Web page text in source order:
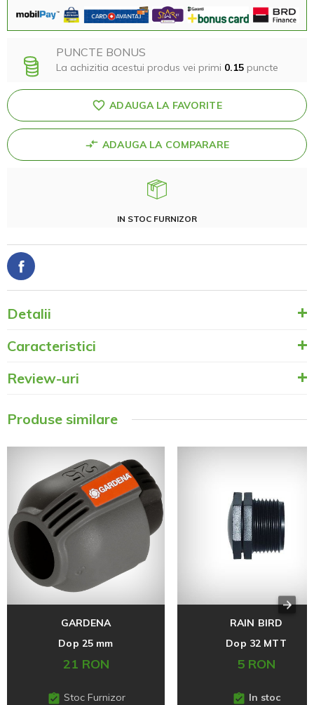
PUNCTE BONUS
La achizitia acestui produs vei primi 0.15 puncte
ADAUGA LA FAVORITE
ADAUGA LA COMPARARE
IN STOC FURNIZOR
Detalii
Caracteristici
Review-uri
Produse similare
GARDENA
Dop 25 mm
21 RON
Stoc Furnizor
RAIN BIRD
Dop 32 MTT
5 RON
In stoc